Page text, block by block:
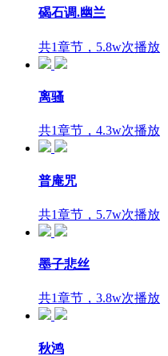
碣石调.幽兰
共1章节，5.8w次播放
离骚
共1章节，4.3w次播放
普庵咒
共1章节，5.7w次播放
墨子悲丝
共1章节，3.8w次播放
秋鸿